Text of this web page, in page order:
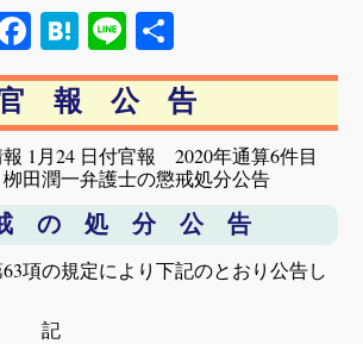
Facebook
Hatena
Line
有
報 公 告
1月24 日付官報 2020年通算6件目
田潤一弁護士の懲戒処分公告
の 処 分 公 告
項の規定により下記のとおり公告し